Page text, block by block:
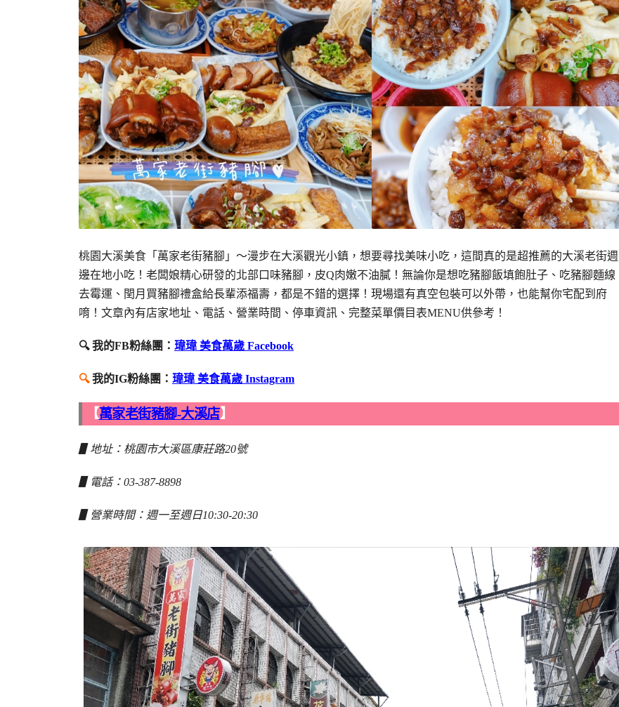
桃園大溪美食「萬家老街豬腳」～漫步在大溪觀光小鎮，想要尋找美味小吃，這間真的是超推薦的大溪老街週
邊在地小吃！老闆娘精心研發的北部口味豬腳，皮Q肉嫩不油膩！無論你是想吃豬腳飯填飽肚子、吃豬腳麵線
去霉運、閏月買豬腳禮盒給長輩添福壽，都是不錯的選擇！現場還有真空包裝可以外帶，也能幫你宅配到府
唷！文章內有店家地址、電話、營業時間、停車資訊、完整菜單價目表MENU供參考！
🔍 我的FB粉絲團： 瑋瑋 美食萬歲 Facebook
🔍我的IG粉絲團： 瑋瑋 美食萬歲 Instagram
【萬家老街豬腳-大溪店】
▋地址：桃園市大溪區康莊路20號
▋電話：03-387-8898
▋營業時間：週一至週日10:30-20:30